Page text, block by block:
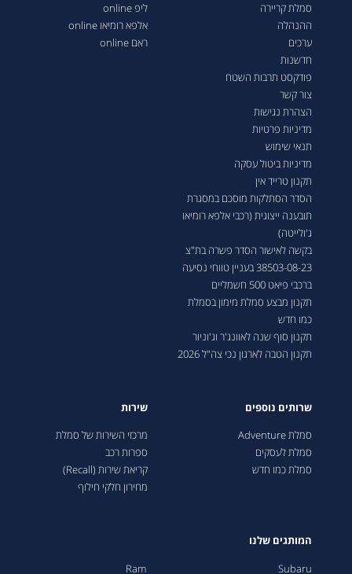
סמלת קריירה
ההנהלה
ערכים
חדשנות
פודקסט תרבות השטח
צור קשר
הצהרת נגישות
מדיניות פרטיות
תנאי שימוש
מדיניות ביטול עסקה
תקנון טרייד אין
הסדר הסתלקות מוסכם במסגרת
תובענה ייצוגית (רכבי אלפא רומיאו
ג'ולייטה)
בקשה לאישור הסדר פשרה בת"צ
38503-08-23 בעניין טווחי נסיעה
ברכבי פיאט 500 חשמליים
תקנון מבצע סמלת מימון בסמלת
כמו חדש
תקנון סוף שנה לאוונג'ר וג'וניור
תקנון הטבה לארגון נכי צה"ל 2026
ליפ online
אלפא רומיאו online
ראם online
שרותים נוספים
סמלת Adventure
סמלת לעסקים
סמלת כמו חדש
שירות
מרכזי השירות של סמלת
ספרות רכב
קריאת שירות (Recall)
מחירון חלקי חילוף
המותגים שלנו
Subaru
Ram